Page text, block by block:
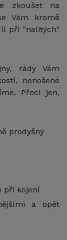
zkoušet na
Vám kromě
při "nalitých"
rády Vám
nenošené
Přeci jen,
prodyšný
při kojení
a opět